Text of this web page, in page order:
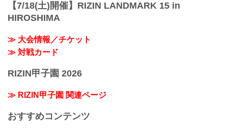
【7/18(土)開催】RIZIN LANDMARK 15 in
HIROSHIMA
≫ 大会情報／チケット
≫ 対戦カード
RIZIN甲子園 2026
≫ RIZIN甲子園 関連ページ
おすすめコンテンツ